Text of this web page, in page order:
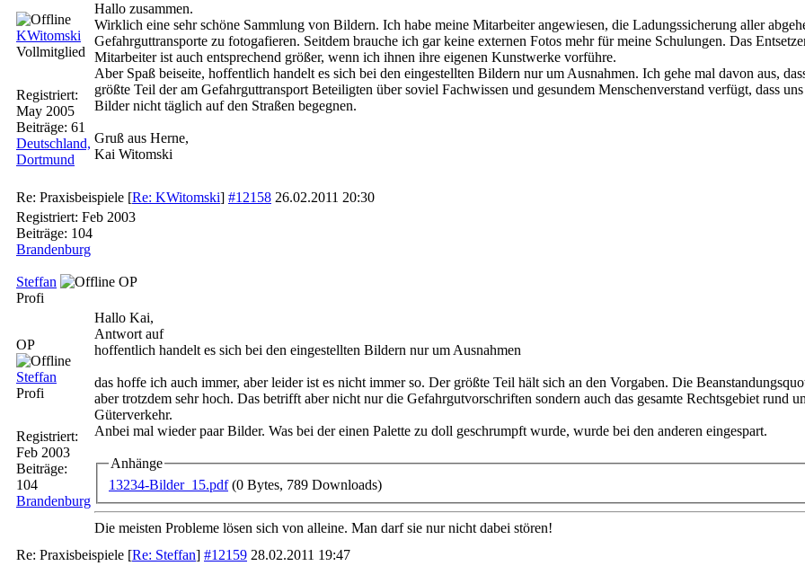
KWitomski
Vollmitglied
Registriert:
May 2005
Beiträge: 61
Deutschland,
Dortmund
Hallo zusammen.
Wirklich eine sehr schöne Sammlung von Bildern. Ich habe meine Mitarbeiter angewiesen, die Ladungssicherung aller
Gefahrguttransporte zu fotogafieren. Seitdem brauche ich gar keine externen Fotos mehr für meine Schulungen. Das
Mitarbeiter ist auch entsprechend größer, wenn ich ihnen ihre eigenen Kunstwerke vorführe.
Aber Spaß beiseite, hoffentlich handelt es sich bei den eingestellten Bildern nur um Ausnahmen. Ich gehe mal davon aus,
größte Teil der am Gefahrguttransport Beteiligten über soviel Fachwissen und gesundem Menschenverstand verfügt, dass
Bilder nicht täglich auf den Straßen begegnen.
Gruß aus Herne,
Kai Witomski
Re: Praxisbeispiele [Re: KWitomski] #12158 26.02.2011 20:30
Registriert: Feb 2003
Beiträge: 104
Brandenburg
Steffan
OP
Profi
OP
Steffan
Profi
Registriert:
Feb 2003
Beiträge:
104
Brandenburg
Hallo Kai,
Antwort auf
hoffentlich handelt es sich bei den eingestellten Bildern nur um Ausnahmen
das hoffe ich auch immer, aber leider ist es nicht immer so. Der größte Teil hält sich an den Vorgaben. Die
aber trotzdem sehr hoch. Das betrifft aber nicht nur die Gefahrgutvorschriften sondern auch das gesamte Rechtsgebiet rund
Güterverkehr.
Anbei mal wieder paar Bilder. Was bei der einen Palette zu doll geschrumpft wurde, wurde bei den anderen eingespart.
Anhänge
13234-Bilder_15.pdf (0 Bytes, 789 Downloads)
Die meisten Probleme lösen sich von alleine. Man darf sie nur nicht dabei stören!
Re: Praxisbeispiele [Re: Steffan] #12159 28.02.2011 19:47